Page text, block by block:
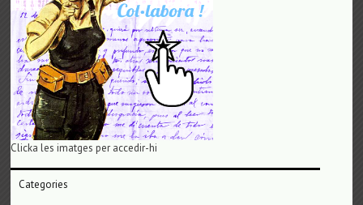
Clicka les imatges per accedir-hi
Categories